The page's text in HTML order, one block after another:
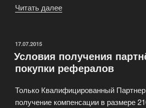
Читать далее
Ямагнит»
ОПУБЛИКОВАНО
17.07.2015
Условия получения
покупки рефералов
Только Квалифицированный
получение компенсации в размере